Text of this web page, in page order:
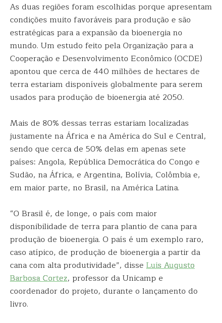
As duas regiões foram escolhidas porque apresentam
condições muito favoráveis para produção e são
estratégicas para a expansão da bioenergia no
mundo. Um estudo feito pela Organização para a
Cooperação e Desenvolvimento Econômico (OCDE)
apontou que cerca de 440 milhões de hectares de
terra estariam disponíveis globalmente para serem
usados para produção de bioenergia até 2050.
Mais de 80% dessas terras estariam localizadas
justamente na África e na América do Sul e Central,
sendo que cerca de 50% delas em apenas sete
países: Angola, República Democrática do Congo e
Sudão, na África, e Argentina, Bolívia, Colômbia e,
em maior parte, no Brasil, na América Latina.
“O Brasil é, de longe, o país com maior
disponibilidade de terra para plantio de cana para
produção de bioenergia. O país é um exemplo raro,
caso atípico, de produção de bioenergia a partir da
cana com alta produtividade”, disse Luis Augusto
Barbosa Cortez, professor da Unicamp e
coordenador do projeto, durante o lançamento do
livro.